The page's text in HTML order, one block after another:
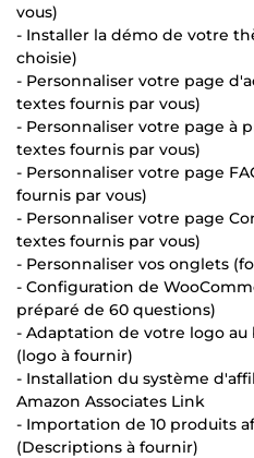
vous)
- Installer la démo de votre
choisie)
- Personnaliser votre page
textes fournis par vous)
- Personnaliser votre page à
textes fournis par vous)
- Personnaliser votre page
fournis par vous)
- Personnaliser votre page
textes fournis par vous)
- Personnaliser vos onglets
- Configuration de
préparé de 60 questions)
- Adaptation de votre logo
(logo à fournir)
- Installation du système
Amazon Associates Link
- Importation de 10 produits
(Descriptions à fournir)